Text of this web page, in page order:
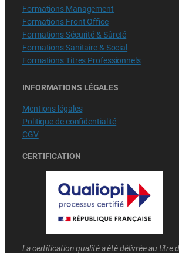
Formations Management
Formations Front Office
Formations Sécurité & Sûreté
Formations Sanitaire & Social
Formations Titres Professionnels
INFORMATIONS LÉGALES
Mentions légales
Politique de confidentialité
CGV
CERTIFICATION
La certification qualité a été délivrée au titre